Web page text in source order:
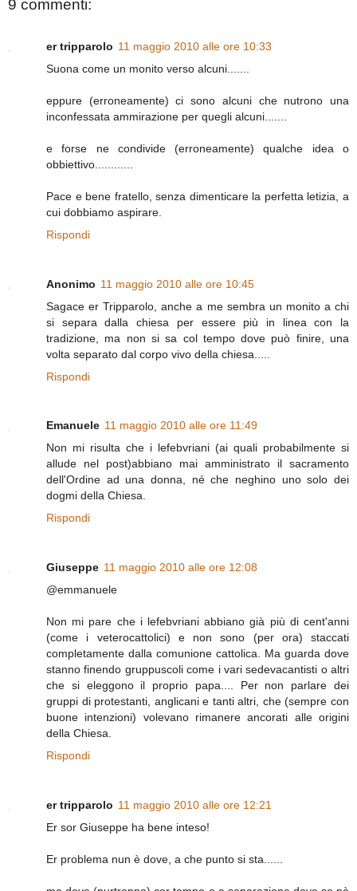
9 commenti:
er tripparolo 11 maggio 2010 alle ore 10:33
Suona come un monito verso alcuni.......
eppure (erroneamente) ci sono alcuni che nutrono una
inconfessata ammirazione per quegli alcuni.......
e forse ne condivide (erroneamente) qualche idea o
obbiettivo............
Pace e bene fratello, senza dimenticare la perfetta letizia, a
cui dobbiamo aspirare.
Rispondi
Anonimo 11 maggio 2010 alle ore 10:45
Sagace er Tripparolo, anche a me sembra un monito a chi
si separa dalla chiesa per essere più in linea con la
tradizione, ma non si sa col tempo dove può finire, una
volta separato dal corpo vivo della chiesa.....
Rispondi
Emanuele 11 maggio 2010 alle ore 11:49
Non mi risulta che i lefebvriani (ai quali probabilmente si
allude nel post)abbiano mai amministrato il sacramento
dell'Ordine ad una donna, né che neghino uno solo dei
dogmi della Chiesa.
Rispondi
Giuseppe 11 maggio 2010 alle ore 12:08
@emmanuele
Non mi pare che i lefebvriani abbiano già più di cent'anni
(come i veterocattolici) e non sono (per ora) staccati
completamente dalla comunione cattolica. Ma guarda dove
stanno finendo gruppuscoli come i vari sedevacantisti o altri
che si eleggono il proprio papa.... Per non parlare dei
gruppi di protestanti, anglicani e tanti altri, che (sempre con
buone intenzioni) volevano rimanere ancorati alle origini
della Chiesa.
Rispondi
er tripparolo 11 maggio 2010 alle ore 12:21
Er sor Giuseppe ha bene inteso!
Er problema nun è dove, a che punto si sta......